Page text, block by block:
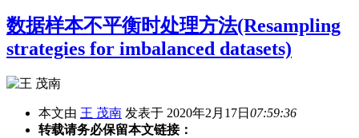
数据样本不平衡时处理方法(Resampling
strategies for imbalanced datasets)
本文由 王 茂南 发表于 2020年2月17日 07:59:36
转载请务必保留本文链接：